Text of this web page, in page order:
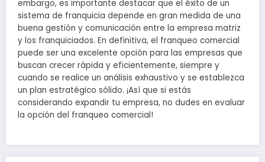
embargo, es importante destacar que el éxito de un
sistema de franquicia depende en gran medida de una
buena gestión y comunicación entre la empresa matriz
y los franquiciados. En definitiva, el franqueo comercial
puede ser una excelente opción para las empresas que
buscan crecer rápida y eficientemente, siempre y
cuando se realice un análisis exhaustivo y se establezca
un plan estratégico sólido. ¡Así que si estás
considerando expandir tu empresa, no dudes en evaluar
la opción del franqueo comercial!